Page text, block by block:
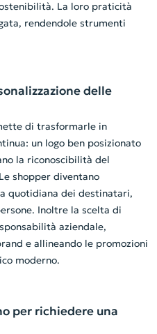
La loro praticità
rendendole strumenti
delle
di trasformarle in
un logo ben posizionato
la riconoscibilità del
shopper diventano
quotidiana dei destinatari,
Inoltre la scelta di
aziendale,
e allineando le promozioni
moderno.
per richiedere una